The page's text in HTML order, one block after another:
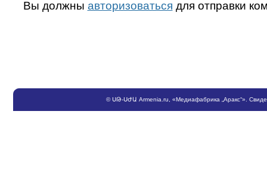
Вы должны авторизоваться для отправки
©ՍԹ-ՍԺԱ Armenia.ru , «Медиафабрика „Аракс“».